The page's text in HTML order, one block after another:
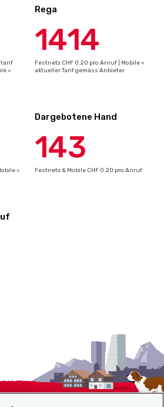
=
Rega
1414
Festnetz CHF 0.20 pro Anruf | Mobile =
aktueller Tarif gemäss Anbieter
=
Dargebotene Hand
143
Festnetz & Mobile CHF 0.20 pro Anruf